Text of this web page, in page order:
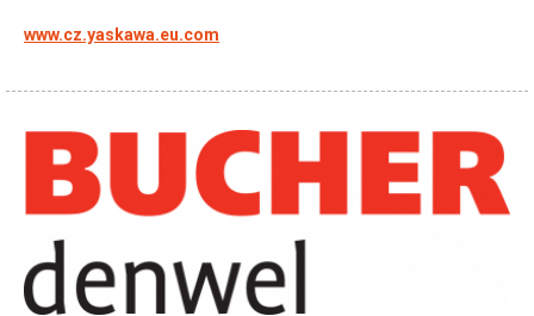
www.cz.yaskawa.eu.com